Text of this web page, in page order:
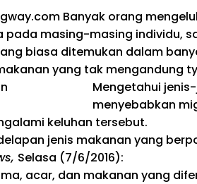
Banyak orang
pada masing-masing individu,
biasa ditemukan dalam
yang tak mengandung
Mengetahui
menyebabkan
keluhan tersebut.
jenis makanan yang
Selasa (7/6/2016):
acar, dan makanan yang